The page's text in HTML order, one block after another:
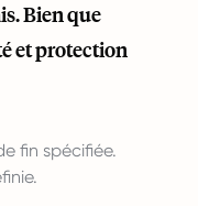
Bien que
et protection
fin spécifiée.